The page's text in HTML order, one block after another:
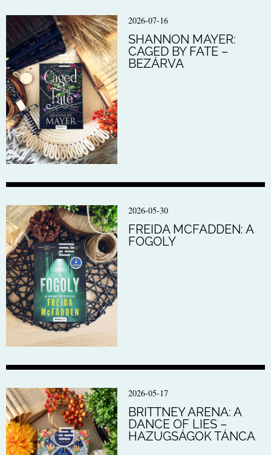
2026-07-16
SHANNON MAYER:
CAGED BY FATE –
BEZÁRVA
2026-05-30
FREIDA MCFADDEN: A
FOGOLY
2026-05-17
BRITTNEY ARENA: A
DANCE OF LIES –
HAZUGSÁGOK TÁNCA